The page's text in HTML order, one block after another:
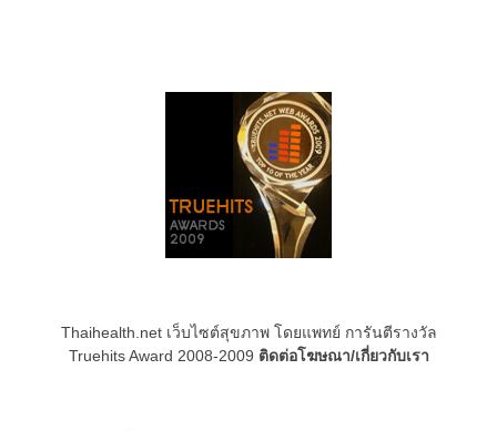
Thaihealth.net เว็บไซต์สุขภาพ โดยแพทย์ การันตีรางวัล
Truehits Award 2008-2009 ติดต่อโฆษณา/เกี่ยวกับเรา